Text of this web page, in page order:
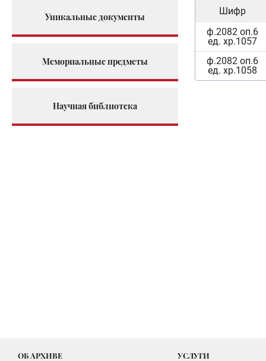
Уникальные документы
Мемориальные предметы
Научная библиотека
Шифр
ф.2082 оп.6
ед. хр.1057
ф.2082 оп.6
ед. хр.1058
ОБ АРХИВЕ УСЛУГИ